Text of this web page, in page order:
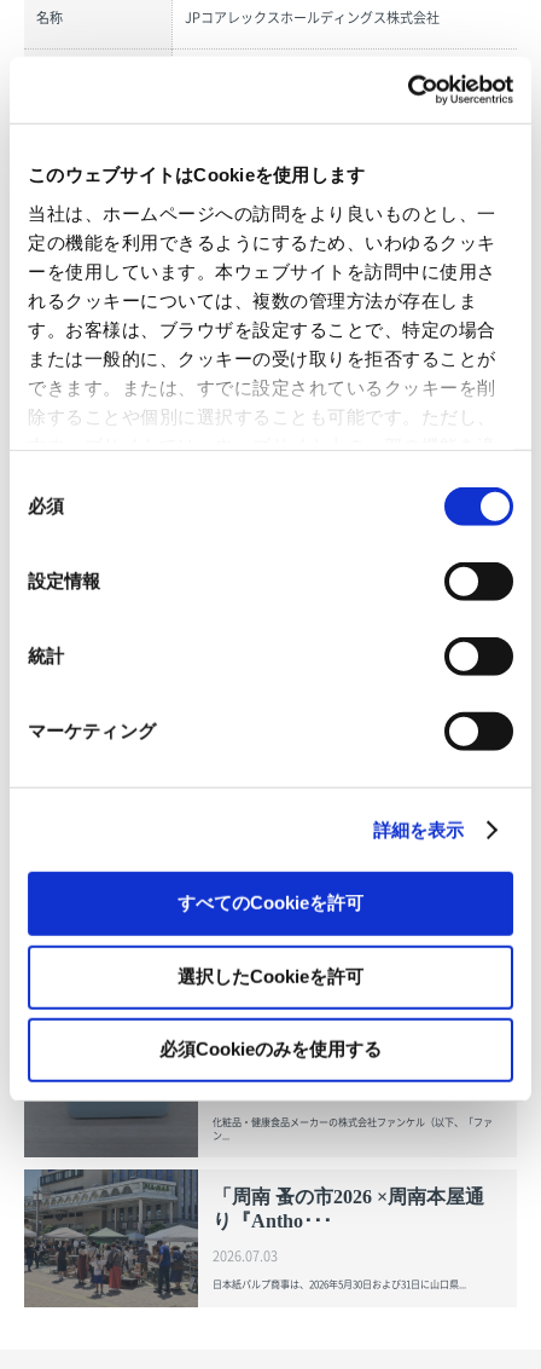
このウェブサイトはCookieを使用します
当社は、ホームページへの訪問をより良いものとし、一
定の機能を利用できるようにするため、いわゆるクッキ
ーを使用しています。本ウェブサイトを訪問中に使用さ
れるクッキーについては、複数の管理方法が存在しま
す。お客様は、ブラウザを設定することで、特定の場合
または一般的に、クッキーの受け取りを拒否することが
できます。または、すでに設定されているクッキーを削
除することや個別に選択することも可能です。ただし、
いるので、ご注意ください。これらのクッキーが受け入
れられない場合、本ウェブサイトの機能が制限される場
必須
設定情報
統計
マーケティング
詳細を表示
すべてのCookieを許可
選択したCookieを許可
必須Cookieのみを使用する
名称 JPコアレックスホールディングス株式会社
事業内容
家庭紙の製造・販売を営むJPコアレックスグループ
各社の経営管理
主要株主
一覧に戻る
ニュースリリース
グループ紹介映像【日本語版】
2026.07.17
1845年の創業以来の歩み、グループが展開する5つの事業領域...
レートへリサイクル
化粧品・健康食品メーカーの株式会社ファンケル（以下、「ファ
ン...
「周南 蚤の市2026 ×周南本屋通
り『Antho･･･
2026.07.03
日本紙パルプ商事は、2026年5月30日および31日に山口県...